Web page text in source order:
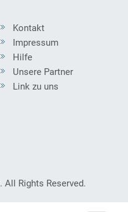
Kontakt
Impressum
Hilfe
Unsere Partner
Link zu uns
. All Rights Reserved.